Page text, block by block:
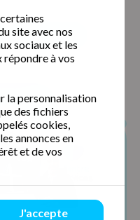
site avec nos
sociaux et les
répondre à vos
la personnalisation
des fichiers
cookies,
annonces en
et de vos
J'accepte
Issoire (63500)